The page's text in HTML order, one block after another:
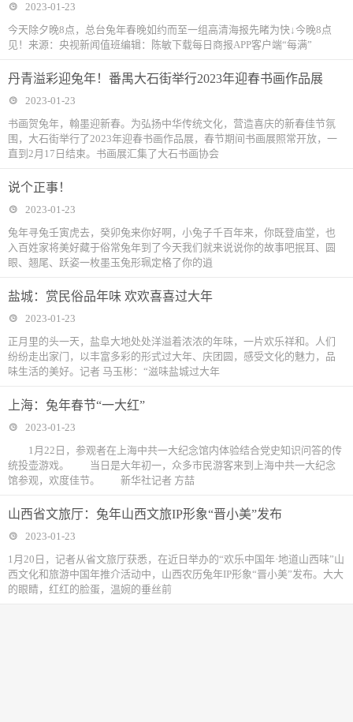
2023-01-23
今天除夕晚8点，总台兔年春晚如约而至一组高清海报先睹为快↓今晚8点
见！来源：央视新闻值班编辑：陈敏下载每日商报APP客户端“每满”
丹青溢彩迎兔年！番禺大石街举行2023年迎春书画作品展
2023-01-23
书画贺兔年，翰墨迎新春。为弘扬中华传统文化，营造喜庆的新春佳节氛
围，大石街举行了2023年迎春书画作品展，春节期间书画展照常开放，一
直到2月17日结束。书画展汇集了大石书画协会
说个正事！
2023-01-23
兔年寻兔壬寅虎去，癸卯兔来你好啊，小兔子千百年来，你既登庙堂，也
入百姓家将美好藏于俗常兔年到了今天我们就来说说你的故事吧抿耳、圆
眼、翘尾、跃姿一枚墨玉兔形珮定格了你的逍
盐城：赏民俗品年味 欢欢喜喜过大年
2023-01-23
正月里的头一天，盐阜大地处处洋溢着浓浓的年味，一片欢乐祥和。人们
纷纷走出家门，以丰富多彩的形式过大年、庆团圆，感受文化的魅力，品
味生活的美好。记者 马玉彬：“滋味盐城过大年
上海：兔年春节“一大红”
2023-01-23
1月22日，参观者在上海中共一大纪念馆内体验结合党史知识问答的传
统投壶游戏。 当日是大年初一，众多市民游客来到上海中共一大纪念
馆参观，欢度佳节。 新华社记者 方喆
山西省文旅厅：兔年山西文旅IP形象“晋小美”发布
2023-01-23
1月20日，记者从省文旅厅获悉，在近日举办的“欢乐中国年·地道山西味”山
西文化和旅游中国年推介活动中，山西农历兔年IP形象“晋小美”发布。大大
的眼睛，红红的脸蛋，温婉的垂丝前